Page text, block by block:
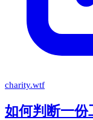
charity.wtf
如何判断一份